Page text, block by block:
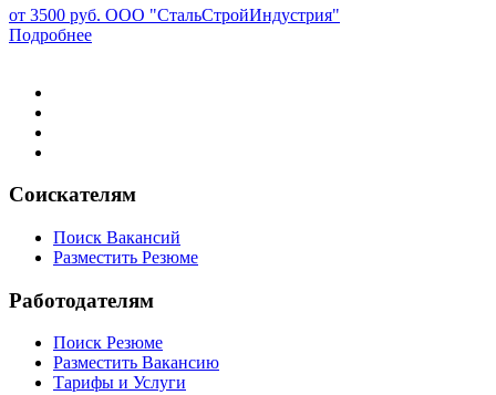
от 3500 руб. ООО "СтальСтройИндустрия"
Подробнее
Соискателям
Поиск Вакансий
Разместить Резюме
Работодателям
Поиск Резюме
Разместить Вакансию
Тарифы и Услуги